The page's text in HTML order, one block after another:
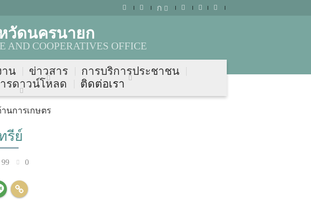
ก
วัดนครนายก
AND COOPERATIVES OFFICE
าน ข่าวสาร
การบริการประชาชน
รดาวน์โหลด ติดต่อเรา
นการเกษตร
รีย์
99 0